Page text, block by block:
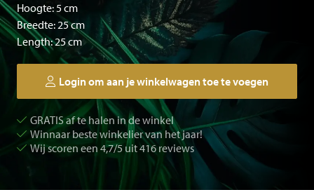
Hoogte: 5 cm
Breedte: 25 cm
Length: 25 cm
Login om aan je winkelwagen toe te voegen
GRATIS af te halen in de winkel
Winnaar beste winkelier van het jaar!
Wij scoren een 4,7/5 uit 416 reviews